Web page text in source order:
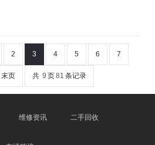
2 3 4 5 6 7
末页 共 9 页81 条记录
维修资讯 二手回收